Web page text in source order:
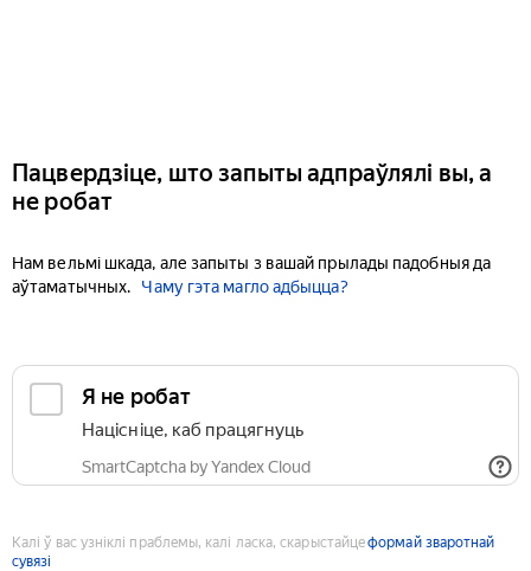
Пацвердзіце, што запыты адпраўлялі вы, а
не робат
Нам вельмі шкада, але запыты з вашай прылады падобныя да
аўтаматычных.
Чаму гэта магло адбыцца?
Я не робат
Націсніце, каб працягнуць
SmartCaptcha by Yandex Cloud
Калі ў вас узніклі праблемы, калі ласка, скарыстайцеформай зваротнай
сувязі